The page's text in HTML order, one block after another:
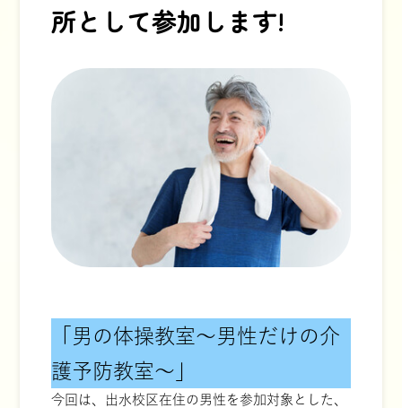
所として参加します!
「男の体操教室～男性だけの介
護予防教室～」
今回は、出水校区在住の男性を参加対象とした、